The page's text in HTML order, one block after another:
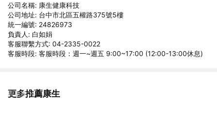
公司名稱: 康生健康科技
公司地址: 台中市北區五權路375號5樓
統一編號: 24826973
負責人: 白如娟
客服聯繫方式: 04-2335-0022
客服時段: 客服時段：週一~週五 9:00~17:00 (12:00-13:00休息)
更多推薦康生
看更多